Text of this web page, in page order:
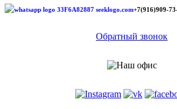
+7(916)909-
Обратный звонок